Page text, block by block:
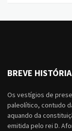
BREVE HISTÓRIA
Os vestígios de
paleolítico, contudo
aquando da
emitida pelo rei D.